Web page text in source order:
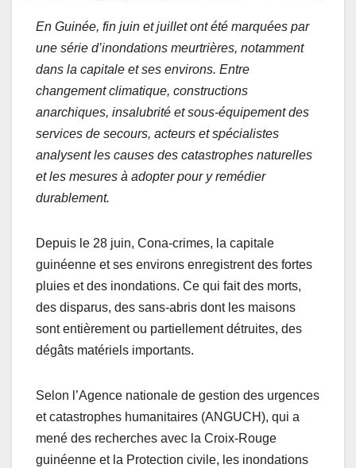
En Guinée, fin juin et juillet ont été marquées par
une série d’inondations meurtrières, notamment
dans la capitale et ses environs. Entre
changement climatique, constructions
anarchiques, insalubrité et sous-équipement des
services de secours, acteurs et spécialistes
analysent les causes des catastrophes naturelles
et les mesures à adopter pour y remédier
durablement.
Depuis le 28 juin, Cona-crimes, la capitale
guinéenne et ses environs enregistrent des fortes
pluies et des inondations. Ce qui fait des morts,
des disparus, des sans-abris dont les maisons
sont entièrement ou partiellement détruites, des
dégâts matériels importants.
Selon l’Agence nationale de gestion des urgences
et catastrophes humanitaires (ANGUCH), qui a
mené des recherches avec la Croix-Rouge
guinéenne et la Protection civile, les inondations